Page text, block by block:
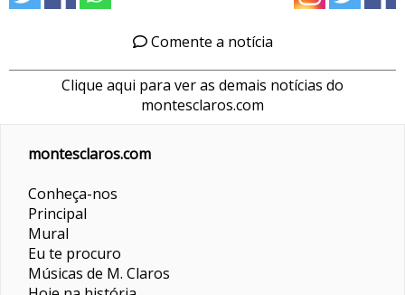
Comente a notícia
Clique aqui para ver as demais notícias do
montesclaros.com
montesclaros.com
Conheça-nos
Principal
Mural
Eu te procuro
Músicas de M. Claros